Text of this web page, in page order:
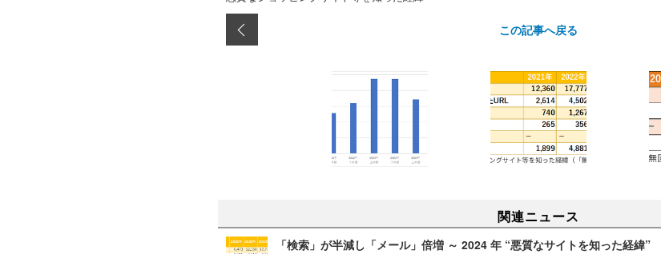
この記事へ戻る
関連ニュース
「検索」が半減し「メール」倍増 ～ 2024 年 “悪質なサイトを知った経緯”